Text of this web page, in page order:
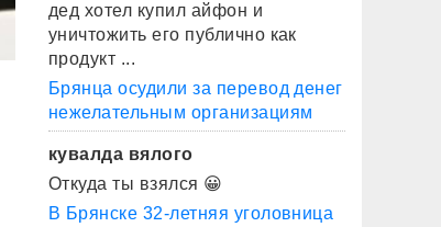
дед хотел купил айфон и
уничтожить его публично как
продукт ...
Брянца осудили за перевод денег
нежелательным организациям
кувалда вялого
Откуда ты взялся 😀
В Брянске 32-летняя уголовница